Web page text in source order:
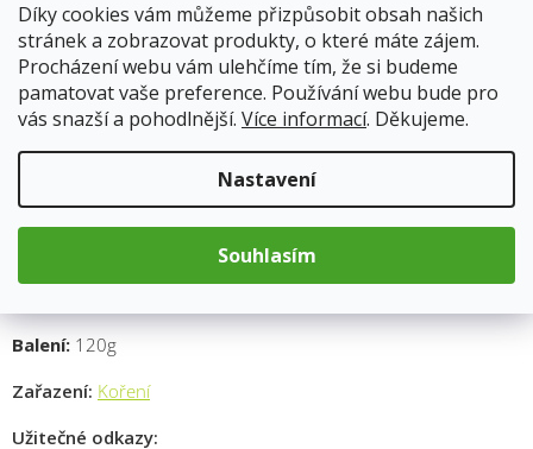
Díky cookies vám můžeme přizpůsobit obsah našich
stránek a zobrazovat produkty, o které máte zájem.
Procházení webu vám ulehčíme tím, že si budeme
pamatovat vaše preference. Používání webu bude pro
vás snazší a pohodlnější. Více informací. Děkujeme.
Nastavení
Souhlasím
V hrnci rozehřejte máslo na středním ohni. Přidejte mouku a za
stálého míchání ji orestujte, dokud neztmavne a nezíská lehkou
zlatou barvu. Postupně zašlehávejte hovězí vývar do hrnce a
pokračujte v míchání, dokud omáčka nezačne houstnout.
Přidejte pepř bílý mletý a sůl, promíchejte a nechte omáčku vařit
asi 5 minut, aby se chutě propojily. Nakonec přilijte smetanu na
vaření a znovu promíchejte. Vařte omáčku ještě dalších 2-3
minuty, dokud nezíská požadovanou konzistenci. Omáčku
můžete přelít do misky nebo ji můžete přímo použít jako
přísadu do pokrmu, jako například omáčky ke steakům,
pečenému kuřeti nebo těstovinám.
Balení: 120g
Zařazení: Koření
Užitečné odkazy: